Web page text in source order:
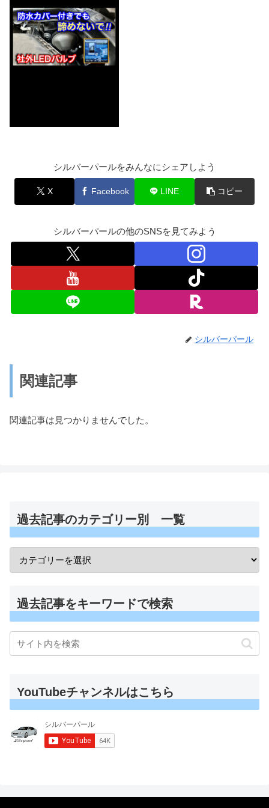
シルバーパールをみんなにシェアしよう
X Facebook LINE コピー
シルバーパールの他のSNSを見てみよう
シルバーパール
関連記事
関連記事は見つかりませんでした。
過去記事のカテゴリー別 一覧
過去記事をキーワードで検索
YouTubeチャンネルはこちら